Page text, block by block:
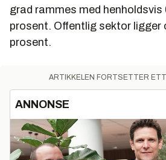
grad rammes med henholdsvis
prosent. Offentlig sektor ligger
prosent.
ARTIKKELEN FORTSETTER
ANNONSE